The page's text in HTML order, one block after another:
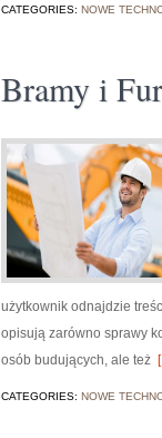
CATEGORIES: NOWE
Bramy i
użytkownik odnajdzie
opisują zarówno sprawy
osób budujących, ale też
CATEGORIES: NOWE